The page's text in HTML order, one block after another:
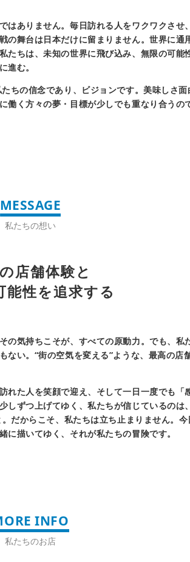
はありません。毎日訪れる人をワクワクさせ
の舞台は日本だけに留まりません。世界に通
たちは、未知の世界に飛び込み、無限の可能
進む。
ちの信念であり、ビジョンです。美味しさ
く方々の夢・目標が少しでも重なり合うの
MESSAGE
私たちの想い
店舗体験と
能性を追求する
の気持ちこそが、すべての原動力。でも、私
い。“街の空気を変える”ような、最高の店
れた人を笑顔で迎え、そして一日一度でも「
ずつ上げてゆく、私たちが信じているのは
だからこそ、私たちは立ち止まりません。
描いてゆく、それが私たちの冒険です。
INFO
私たちのお店